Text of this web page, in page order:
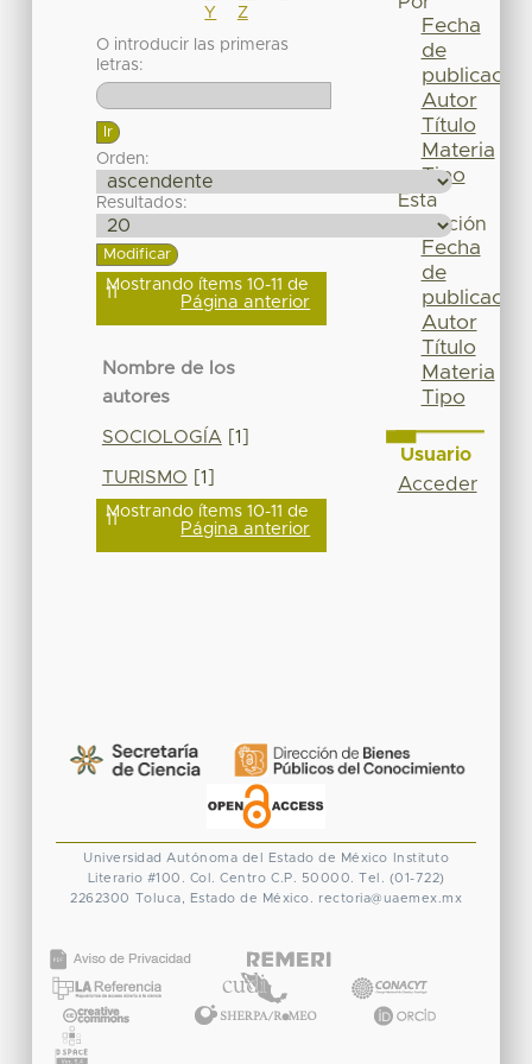
Y
Z
O introducir las primeras
letras:
Orden:
Resultados:
Mostrando ítems 10-11 de
11 Página anterior
Nombre de los
autores
SOCIOLOGÍA [1]
TURISMO [1]
Mostrando ítems 10-11 de
11 Página anterior
Fecha
de
publicación
Autor
Título
Materia
Tipo
Esta
colección
Fecha
de
publicación
Autor
Título
Materia
Tipo
Usuario
Acceder
Universidad Autónoma del Estado de México
Instituto
Literario #100. Col. Centro C.P. 50000. Tel. (01-722)
2262300 Toluca, Estado de México. rectoria@uaemex.mx